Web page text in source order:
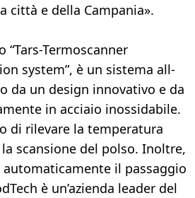
città e della Campania».
Termoscanner
system”, è un sistema all-
da un design innovativo e da
in acciaio inossidabile.
di rilevare la temperatura
scansione del polso. Inoltre,
il passaggio
è un’azienda leader del